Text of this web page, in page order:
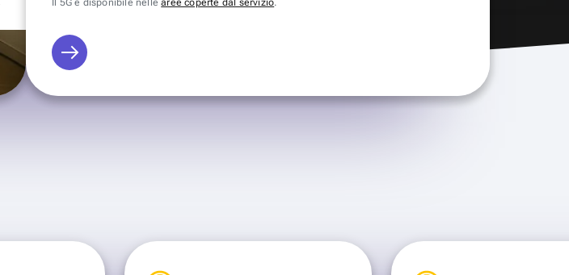
Il 5G è disponibile nellearee coperte dal servizio.